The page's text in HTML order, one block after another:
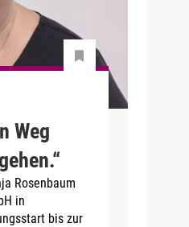
Weg
Rosenbaum
in
bis zur